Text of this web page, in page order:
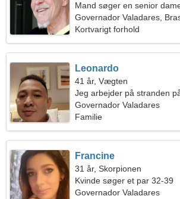
Mand søger en senior
Governador Valadares,
Kortvarigt forhold
Leonardo
41 år, Vægten
Jeg arbejder på stranden
omgængelig kvinde
Governador Valadares
Familie
Francine
31 år, Skorpionen
Kvinde søger et par 32-39
Governador Valadares